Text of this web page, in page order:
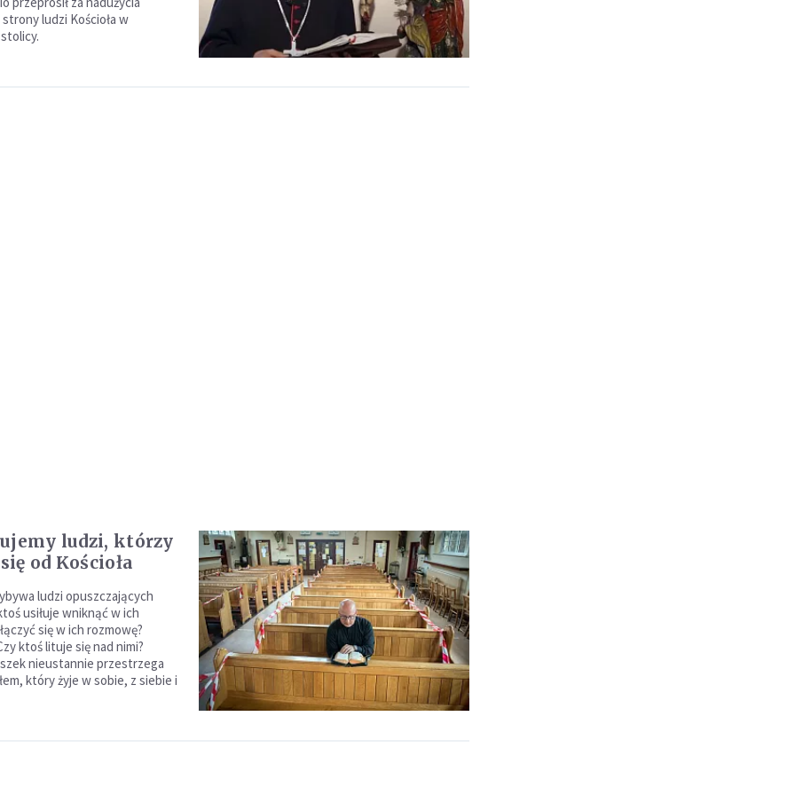
ludzi Kościoła w
ludzi, którzy
od Kościoła
ludzi opuszczających
usiłuje wniknąć w ich
się w ich rozmowę?
ktoś lituje się nad nimi?
nieustannie przestrzega
który żyje w sobie, z siebie i